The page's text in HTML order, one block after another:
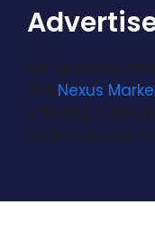
For updated
the Nexus
offering a clean
active vendor